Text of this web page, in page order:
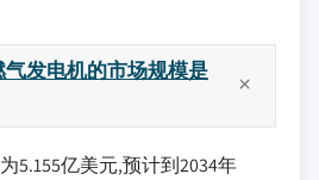
发电机的市场规模是
5.155亿美元,预计到2034年